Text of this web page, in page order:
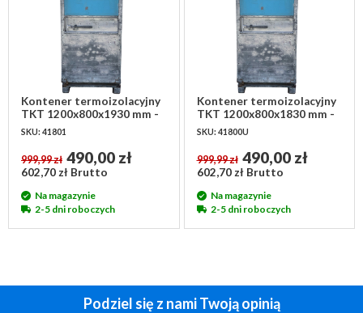
Kontener termoizolacyjny
TKT 1200x800x1930 mm -
używany
SKU: 41801
999,99 zł 490,00 zł
602,70 zł Brutto
Na magazynie
2-5 dni roboczych
Kontener termoizolacyjny
TKT 1200x800x1830 mm -
używany
SKU: 41800U
999,99 zł 490,00 zł
602,70 zł Brutto
Na magazynie
2-5 dni roboczych
Podziel się z nami Twoją opinią